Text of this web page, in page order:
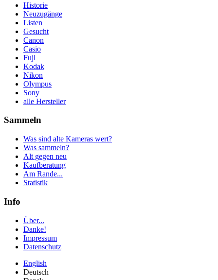
Historie
Neuzugänge
Listen
Gesucht
Canon
Casio
Fuji
Kodak
Nikon
Olympus
Sony
alle Hersteller
Sammeln
Was sind alte Kameras wert?
Was sammeln?
Alt gegen neu
Kaufberatung
Am Rande...
Statistik
Info
Über...
Danke!
Impressum
Datenschutz
English
Deutsch